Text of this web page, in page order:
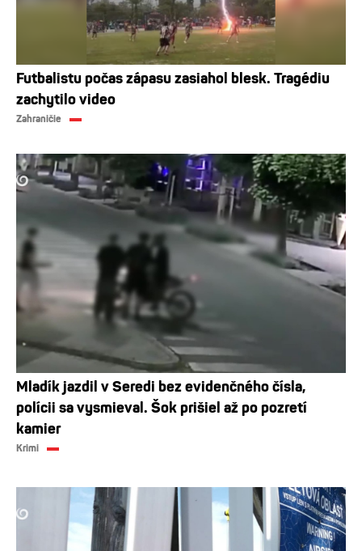
Futbalistu počas zápasu zasiahol blesk. Tragédiu
zachytilo video
Zahraničie
Mladík jazdil v Seredi bez evidenčného čísla,
polícii sa vysmieval. Šok prišiel až po pozretí
kamier
Krimi